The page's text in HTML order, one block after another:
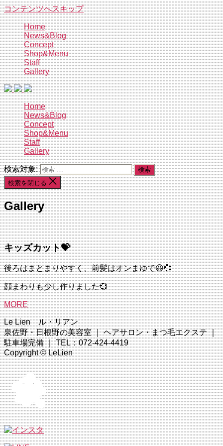
コンテンツへスキップ
Home
News&Blog
Concept
Shop&Menu
Staff
Gallery
Home
News&Blog
Concept
Shop&Menu
Staff
Gallery
検索対象:
検索を閉じる
Gallery
キッズカット💝
後ろはまとまりやすく、前髪はオンまゆで😆💞
顔まわりも少し作りました💞
MORE
Le Lien ル・リアン
泉佐野・日根野の美容室 ｜ ヘアサロン・まつ毛エクステ ｜
駐車場完備 ｜ TEL：072-424-4419
Copyright © LeLien